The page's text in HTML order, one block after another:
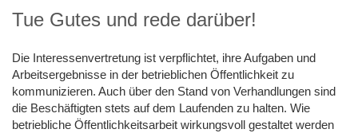
Tue Gutes und rede darüber!
Die Interessenvertretung ist verpflichtet, ihre Aufgaben und
Arbeitsergebnisse in der betrieblichen Öffentlichkeit zu
kommunizieren. Auch über den Stand von Verhandlungen sind
die Beschäftigten stets auf dem Laufenden zu halten. Wie
betriebliche Öffentlichkeitsarbeit wirkungsvoll gestaltet werden